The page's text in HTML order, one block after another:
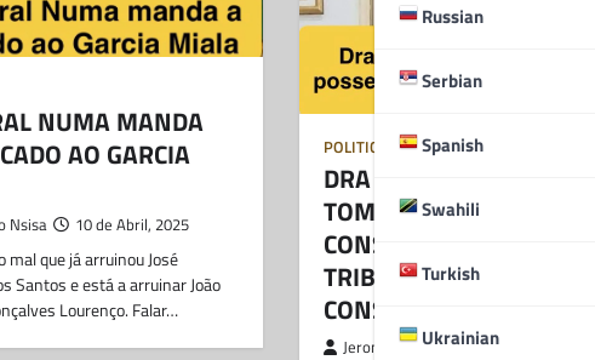
Russian
Serbian
Spanish
Swahili
Turkish
Ukrainian
NUMA MANDA
AO GARCIA
Nsisa 10 de Abril, 2025
mal que já arruinou José
Santos e está a arruinar João
Lourenço. Falar…
POLITICA
DRA MARGARETH NANGA
TOMA POSSE COMO JUÍZA
CONSELHEIRA DO
TRIBUNAL
CONSTITUCIONAL
Jeronimo Nsisa 10 de Abril, 2025